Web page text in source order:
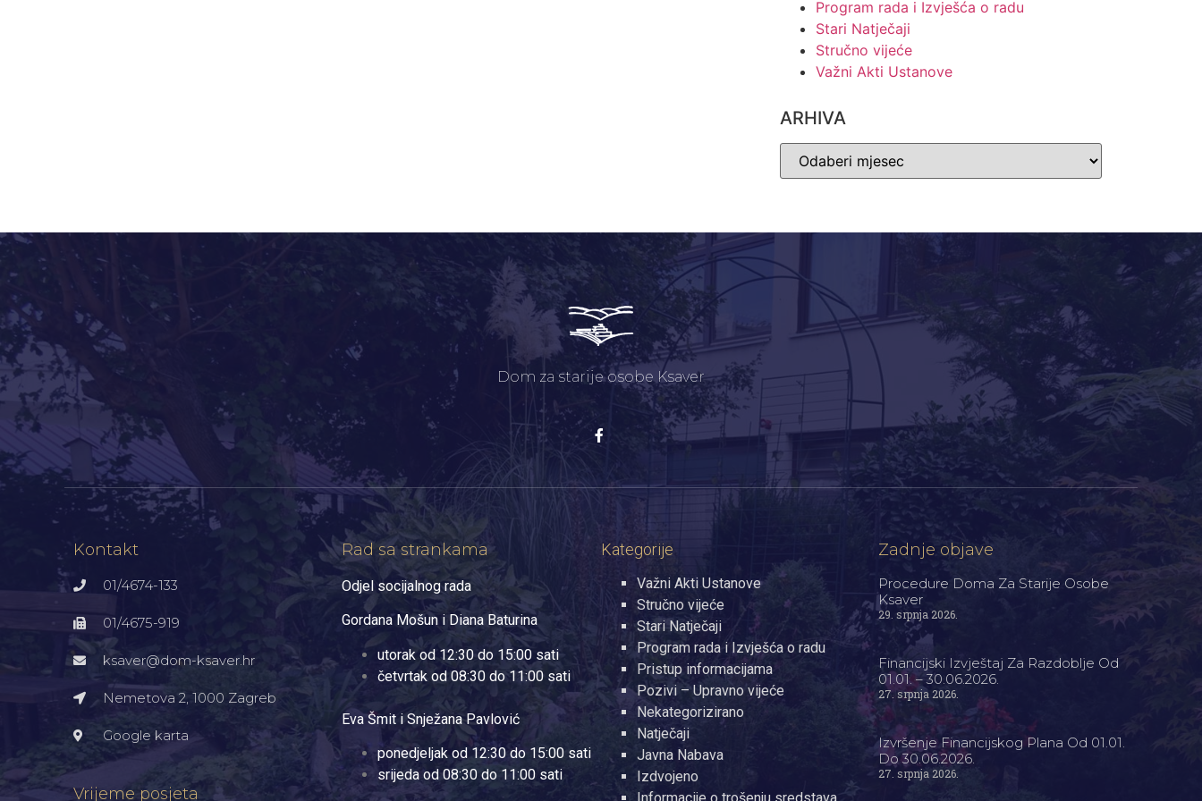
Program rada i Izvješća o radu
Stari Natječaji
Stručno vijeće
Važni Akti Ustanove
ARHIVA
Dom za starije osobe Ksaver
Kontakt
01/4674-133
01/4675-919
ksaver@dom-ksaver.hr
Nemetova 2, 1000 Zagreb​
Google karta
Vrijeme posjeta
Rad sa strankama
Odjel socijalnog rada
Gordana Mošun i Diana Baturina
utorak od 12:30 do 15:00 sati
četvrtak od 08:30 do 11:00 sati
Eva Šmit i Snježana Pavlović
ponedjeljak od 12:30 do 15:00 sati
srijeda od 08:30 do 11:00 sati
Kategorije
Važni Akti Ustanove
Stručno vijeće
Stari Natječaji
Program rada i Izvješća o radu
Pristup informacijama
Pozivi – Upravno vijeće
Nekategorizirano
Natječaji
Javna Nabava
Izdvojeno
Zadnje objave
Procedure Doma Za Starije Osobe
Ksaver
29. srpnja 2026.
Financijski Izvještaj Za Razdoblje Od
01.01. – 30.06.2026.
27. srpnja 2026.
Izvršenje Financijskog Plana Od 01.01.
Do 30.06.2026.
27. srpnja 2026.